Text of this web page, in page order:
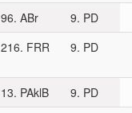
96. ABr
9. PD
216. FRR 9. PD
13. PAklB
9. PD